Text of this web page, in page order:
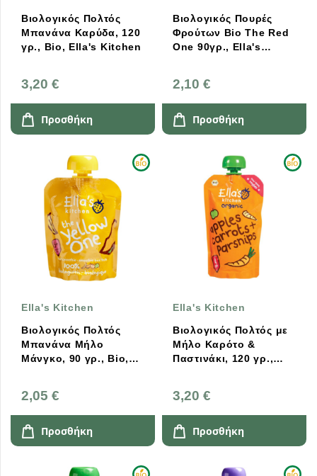
Βιολογικός Πολτός
Μπανάνα Καρύδα, 120
γρ., Bio, Ella's Kitchen
3,20 €
Προσθήκη
Βιολογικός Πουρές
Φρούτων Bio The Red
One 90γρ., Ella's
2,10 €
Προσθήκη
Ella's Kitchen
Βιολογικός Πολτός
Μπανάνα Μήλο
Μάνγκο, 90 γρ., Bio,
2,05 €
Προσθήκη
Ella's Kitchen
Βιολογικός Πολτός με
Μήλο Καρότο &
Παστινάκι, 120 γρ.,
3,20 €
Προσθήκη